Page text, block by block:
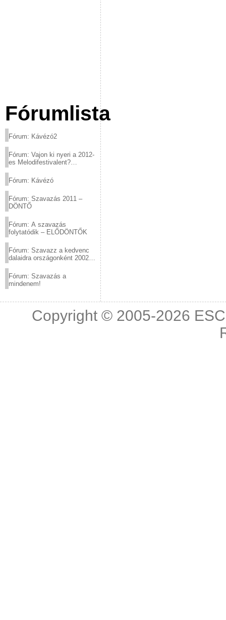
Fórumlista
Fórum: Kávézó2
Fórum: Vajon ki nyeri a 2012-
es Melodifestivalent?
Fórum: Kávézó
Fórum: Szavazás 2011 –
DÖNTŐ
Fórum: A szavazás
folytatódik – ELŐDÖNTŐK
Fórum: Szavazz a kedvenc
dalaidra országonként 2002
Fórum: Szavazás a
mindenem!
Copyright © 2005-2026